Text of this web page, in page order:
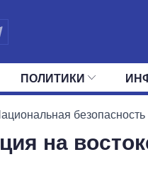
ЛЕНТА
ПОЛИТИКИ
И ОФИС ВЕРХОВНАЯ
безопасность
на